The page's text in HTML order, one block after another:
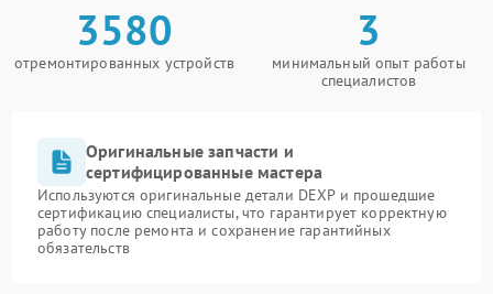
3580
отремонтированных устройств
3
минимальный опыт работы
специалистов
Оригинальные запчасти и
сертифицированные мастера
Используются оригинальные детали DEXP и прошедшие
сертификацию специалисты, что гарантирует корректную
работу после ремонта и сохранение гарантийных
обязательств